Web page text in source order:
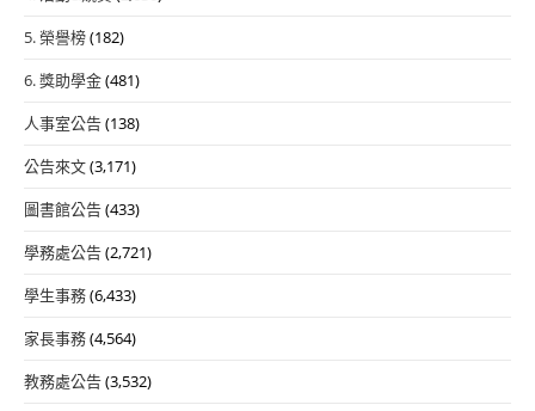
5. 榮譽榜(182)
6. 獎助學金(481)
人事室公告(138)
公告來文(3,171)
圖書館公告(433)
學務處公告(2,721)
學生事務(6,433)
家長事務(4,564)
教務處公告(3,532)